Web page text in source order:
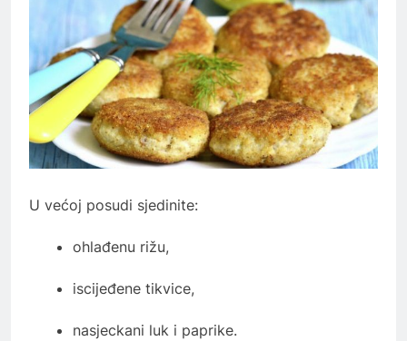
U većoj posudi sjedinite:
ohlađenu rižu,
iscijeđene tikvice,
nasjeckani luk i paprike.